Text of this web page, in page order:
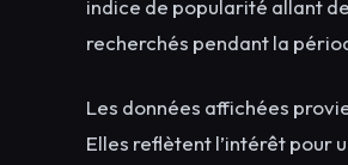
indice de popularité allant
recherchés pendant la
Les données affichées
Elles reflètent l’intérêt pour